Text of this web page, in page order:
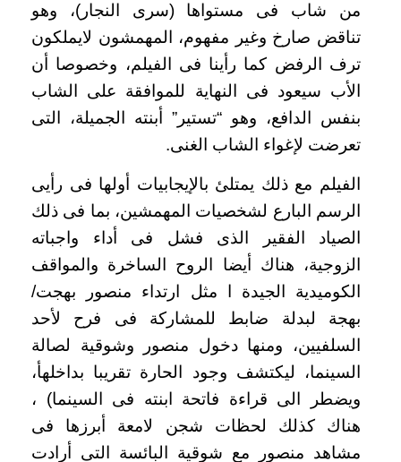
من شاب فى مستواها (سرى النجار)، وهو
تناقض صارخ وغير مفهوم، المهمشون لايملكون
ترف الرفض كما رأينا فى الفيلم، وخصوصا أن
الأب سيعود فى النهاية للموافقة على الشاب
بنفس الدافع، وهو “تستير” أبنته الجميلة، التى
تعرضت لإغواء الشاب الغنى.
الفيلم مع ذلك يمتلئ بالإيجابيات أولها فى رأيى
الرسم البارع لشخصيات المهمشين، بما فى ذلك
الصياد الفقير الذى فشل فى أداء واجباته
الزوجية، هناك أيضا الروح الساخرة والمواقف
الكوميدية الجيدة ا مثل ارتداء منصور بهجت/
بهجة لبدلة ضابط للمشاركة فى فرح لأحد
السلفيين، ومنها دخول منصور وشوقية لصالة
السينما، ليكتشف وجود الحارة تقريبا بداخلهأ،
ويضطر الى قراءة فاتحة ابنته فى السينما) ،
هناك كذلك لحظات شجن لامعة أبرزها فى
مشاهد منصور مع شوقية البائسة التى أرادت